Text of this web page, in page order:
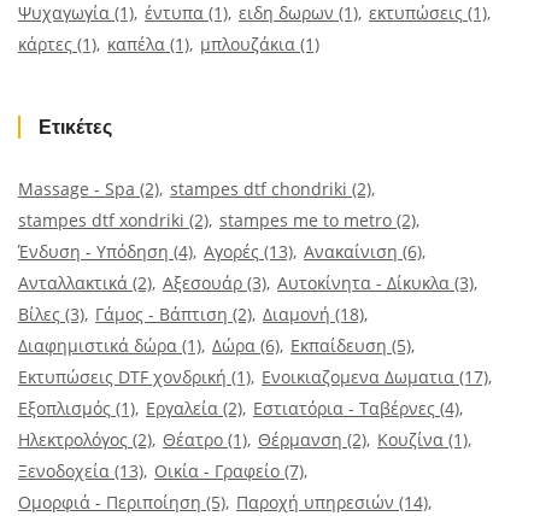
Ψυχαγωγία (1) έντυπα (1) ειδη δωρων (1) εκτυπώσεις (1)
κάρτες (1) καπέλα (1) μπλουζάκια (1)
Ετικέτες
Massage - Spa (2) stampes dtf chondriki (2)
stampes dtf xondriki (2) stampes me to metro (2)
Ένδυση - Υπόδηση (4) Αγορές (13) Ανακαίνιση (6)
Ανταλλακτικά (2) Αξεσουάρ (3) Αυτοκίνητα - Δίκυκλα (3)
Βίλες (3) Γάμος - Βάπτιση (2) Διαμονή (18)
Διαφημιστικά δώρα (1) Δώρα (6) Εκπαίδευση (5)
Εκτυπώσεις DTF χονδρική (1) Ενοικιαζομενα Δωματια (17)
Εξοπλισμός (1) Εργαλεία (2) Εστιατόρια - Ταβέρνες (4)
Ηλεκτρολόγος (2) Θέατρο (1) Θέρμανση (2) Κουζίνα (1)
Ξενοδοχεία (13) Οικία - Γραφείο (7)
Ομορφιά - Περιποίηση (5) Παροχή υπηρεσιών (14)